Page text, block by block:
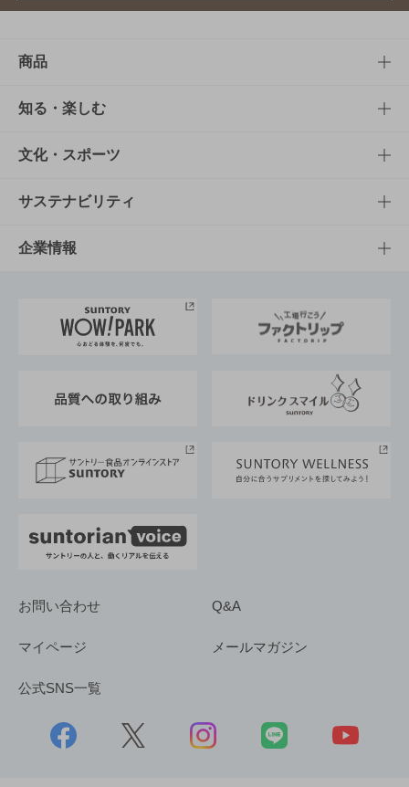
商品
商品TOP
商品一覧
商品発売情報
栄養成分一覧
知る・楽しむ
知る・楽しむTOP
キャンペーン
工場見学
地域情報
文化・スポーツ
文化・スポーツTOP
サントリーホール
サントリーサンバーズ大阪
サステナビリティ
サステナビリティTOP
サントリーが考えるサステナビリティ経営
企業情報
企業概要
採用情報
お問い合わせ Q&A
マイページ メールマガジン
公式SNS一覧